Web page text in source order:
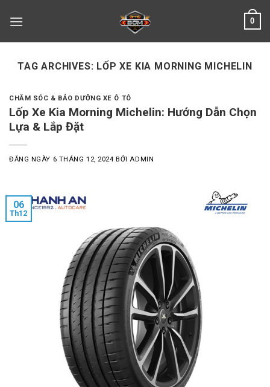
0
TAG ARCHIVES: LỐP XE KIA MORNING MICHELIN
CHĂM SÓC & BẢO DƯỠNG XE Ô TÔ
Lốp Xe Kia Morning Michelin: Hướng Dẫn Chọn
Lựa & Lắp Đặt
ĐĂNG NGÀY 6 THÁNG 12, 2024 BỞI ADMIN
06
Th12